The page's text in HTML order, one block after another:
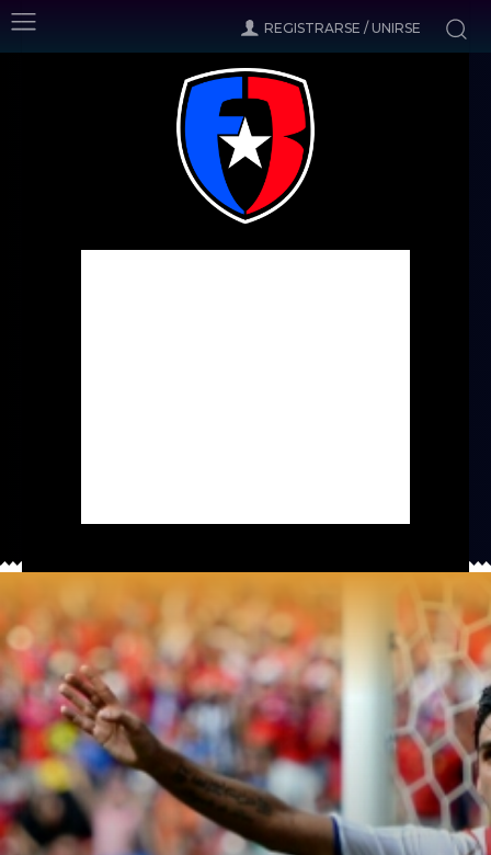
REGISTRARSE / UNIRSE